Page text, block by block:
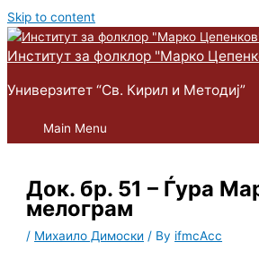
Skip to content
Институт за фолклор "Марко
Универзитет “Св. Кирил и Методиј”
Main Menu
Док. бр. 51 – Ѓура
мелограм
/ Михаило Димоски / By ifmcAcc